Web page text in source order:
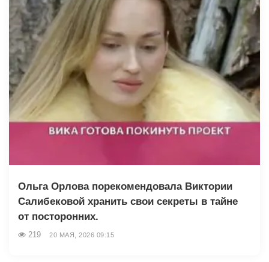
Ольга Орлова порекомендовала Виктории
Салибековой хранить свои секреты в тайне
от посторонних.
219 20 МАЯ, 2026 09:15